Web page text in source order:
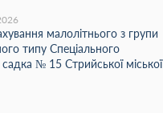
малолітнього з групи
типу Спеціального
№ 15 Стрийської міської